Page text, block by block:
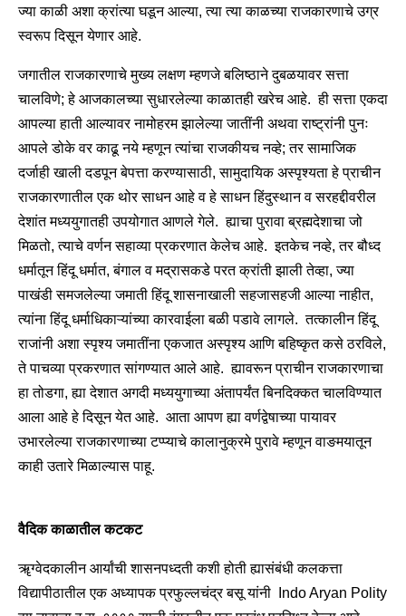
ज्या काळी अशा क्रांत्या घडून आल्या, त्या त्या काळच्या राजकारणाचे उग्र
स्वरूप दिसून येणार आहे.
जगातील राजकारणाचे मुख्य लक्षण म्हणजे बलिष्ठाने दुबळयावर सत्ता
चालविणे; हे आजकालच्या सुधारलेल्या काळातही खरेच आहे. ही सत्ता एकदा
आपल्या हाती आल्यावर नामोहरम झालेल्या जातींनी अथवा राष्ट्रांनी पुनः
आपले डोके वर काढू नये म्हणून त्यांचा राजकीयच नव्हे; तर सामाजिक
दर्जाही खाली दडपून बेपत्ता करण्यासाठी, सामुदायिक अस्पृश्यता हे प्राचीन
राजकारणातील एक थोर साधन आहे व हे साधन हिंदुस्थान व सरहद्दीवरील
देशांत मध्ययुगातही उपयोगात आणले गेले. ह्याचा पुरावा ब्रह्मदेशाचा जो
मिळतो, त्याचे वर्णन सहाव्या प्रकरणात केलेच आहे. इतकेच नव्हे, तर बौध्द
धर्मातून हिंदू धर्मात, बंगाल व मद्रासकडे परत क्रांती झाली तेव्हा, ज्या
पाखंडी समजलेल्या जमाती हिंदू शासनाखाली सहजासहजी आल्या नाहीत,
त्यांना हिंदू धर्माधिकाऱ्यांच्या कारवाईला बळी पडावे लागले. तत्कालीन हिंदू
राजांनी अशा स्पृश्य जमातींना एकजात अस्पृश्य आणि बहिष्कृत कसे ठरविले,
ते पाचव्या प्रकरणात सांगण्यात आले आहे. ह्यावरून प्राचीन राजकारणाचा
हा तोडगा, ह्या देशात अगदी मध्ययुगाच्या अंतापर्यंत बिनदिक्कत चालविण्यात
आला आहे हे दिसून येत आहे. आता आपण ह्या वर्णद्वेषाच्या पायावर
उभारलेल्या राजकारणाच्या टप्प्याचे कालानुक्रमे पुरावे म्हणून वाङमयातून
काही उतारे मिळाल्यास पाहू.
वैदिक काळातील कटकट
ॠग्वेदकालीन आर्यांची शासनपध्दती कशी होती ह्यासंबंधी कलकत्ता
विद्यापीठातील एक अध्यापक प्रफुल्लचंद्र बसू यांनी Indo Aryan Polity